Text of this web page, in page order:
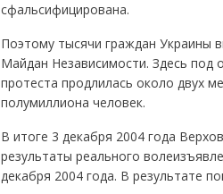
сфальсифицирована.
Поэтому тысячи граждан Украины
Майдан Независимости. Здесь под
протеста продлилась около двух
полумиллиона человек.
В итоге 3 декабря 2004 года
результаты реального
декабря 2004 года. В результате